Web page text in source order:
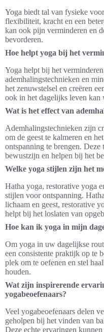
Yoga biedt tal van fysieke
flexibiliteit, kracht en een
kan ook pijn verminderen en
bevorderen.
Hoe helpt yoga bij het
Yoga helpt bij het
ademhalingstechnieken en
het zenuwstelsel en creëren
ook in het dagelijks leven kan
Wat is het effect van
Ademhalingstechnieken zijn
om de geest te kalmeren en
ontspanning te brengen.
bewustzijn en helpen bij het
Welke yoga stijlen zijn het
Hatha yoga, restorative yoga
stijlen voor ontspanning.
lichaam en geest, restorative
helpt bij het loslaten van
Hoe kan ik yoga in mijn
Om yoga in uw dagelijkse
een consistente praktijk op te
plek om te oefenen en stel
houden.
Wat zijn inspirerende
yogabeoefenaars?
Veel yogabeoefenaars delen
geholpen bij het vinden van
Deze echte ervaringen